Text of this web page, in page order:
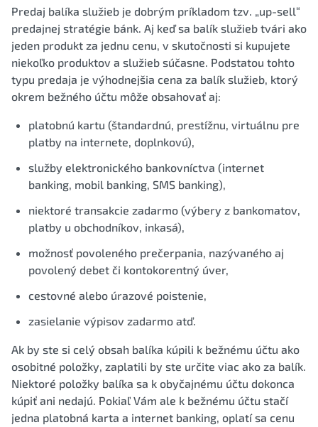
Predaj balíka služieb je dobrým príkladom tzv. „up-sell“
predajnej stratégie bánk. Aj keď sa balík služieb tvári ako
jeden produkt za jednu cenu, v skutočnosti si kupujete
niekoľko produktov a služieb súčasne. Podstatou tohto
typu predaja je výhodnejšia cena za balík služieb, ktorý
okrem bežného účtu môže obsahovať aj:
platobnú kartu (štandardnú, prestížnu, virtuálnu pre
platby na internete, doplnkovú),
služby elektronického bankovníctva (internet
banking, mobil banking, SMS banking),
niektoré transakcie zadarmo (výbery z bankomatov,
platby u obchodníkov, inkasá),
možnosť povoleného prečerpania, nazývaného aj
povolený debet či kontokorentný úver,
cestovné alebo úrazové poistenie,
zasielanie výpisov zadarmo atď.
Ak by ste si celý obsah balíka kúpili k bežnému účtu ako
osobitné položky, zaplatili by ste určite viac ako za balík.
Niektoré položky balíka sa k obyčajnému účtu dokonca
kúpiť ani nedajú. Pokiaľ Vám ale k bežnému účtu stačí
jedna platobná karta a internet banking, oplatí sa cenu